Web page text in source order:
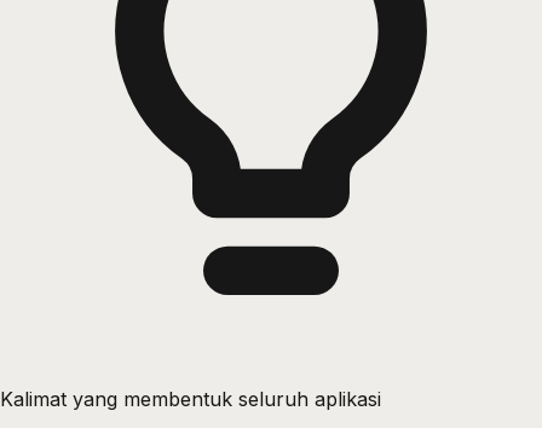
Kalimat yang membentuk seluruh aplikasi